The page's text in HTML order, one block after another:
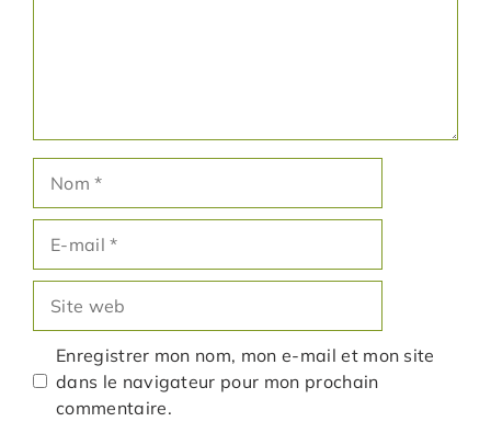
mail
web
Enregistrer mon nom, mon e-mail et mon site
dans le navigateur pour mon prochain
commentaire.